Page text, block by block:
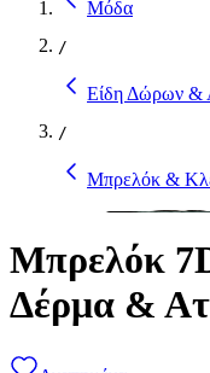
Μόδα
/
Είδη Δώρων &
/
Μπρελόκ &
Μπρελόκ
Δέρμα &